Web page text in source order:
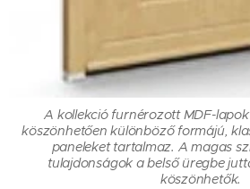
A kollekció furnérozott MDF-
köszönhetően különböző formájú,
paneleket tartalmaz. A magas
tulajdonságok a belső üregbe
köszönhetők.